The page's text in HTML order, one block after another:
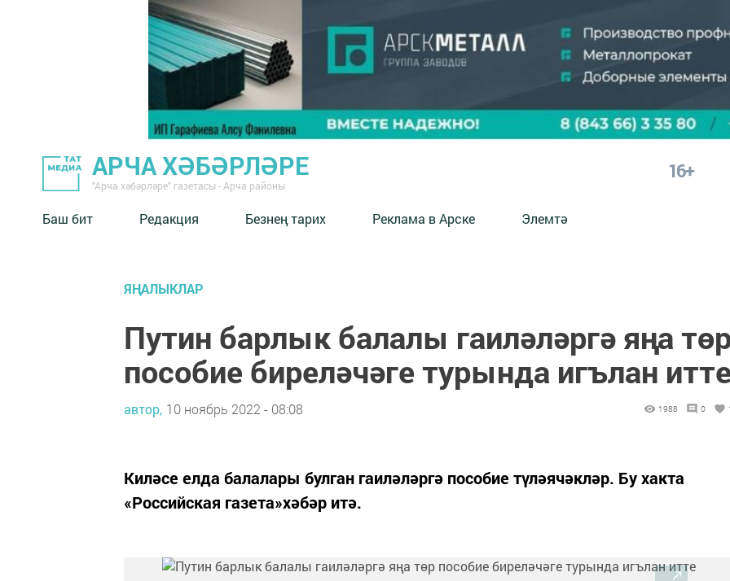
АРЧА ХӘБӘРЛӘРЕ
"Арча хәбәрләре" газетасы - Арча районы
16+
Баш бит Редакция Безнең тарих Реклама в Арске Элемтә
ЯҢАЛЫКЛАР
Путин барлык балалы гаиләләргә яңа
пособие биреләчәге турында игълан
автор, 10 ноябрь 2022 - 08:08 1988 0
Киләсе елда балалары булган гаиләләргә пособие түләячәкләр. Бу хакта
«Российская газета»хәбәр итә.